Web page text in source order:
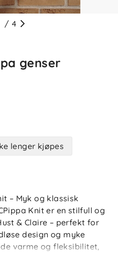
/ 4
genser
lenger kjøpes
– Myk og klassisk
Knit er en stilfull og
& Claire – perfekt for
design og myke
varme og fleksibilitet,
bevegelsesfrihet